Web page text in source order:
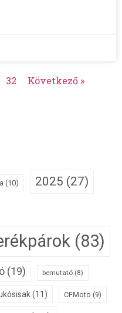
32 Következő »
(10) 2025 (27)
(83)
(19) bemutató (8)
(11) CFMoto (9)